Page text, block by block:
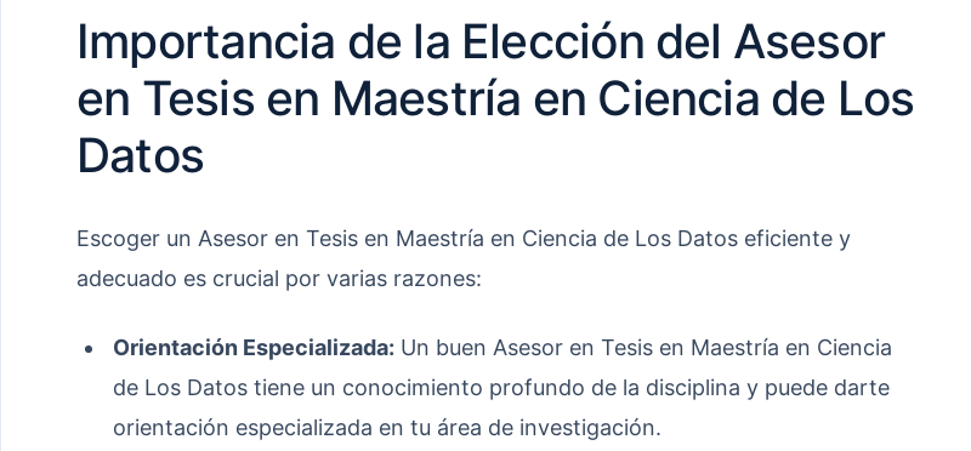
Importancia de la Elección del Asesor
en Tesis en Maestría en Ciencia de Los
Datos
Escoger un Asesor en Tesis en Maestría en Ciencia de Los Datos eficiente y
adecuado es crucial por varias razones:
Orientación Especializada: Un buen Asesor en Tesis en Maestría en Ciencia
de Los Datos tiene un conocimiento profundo de la disciplina y puede darte
orientación especializada en tu área de investigación.